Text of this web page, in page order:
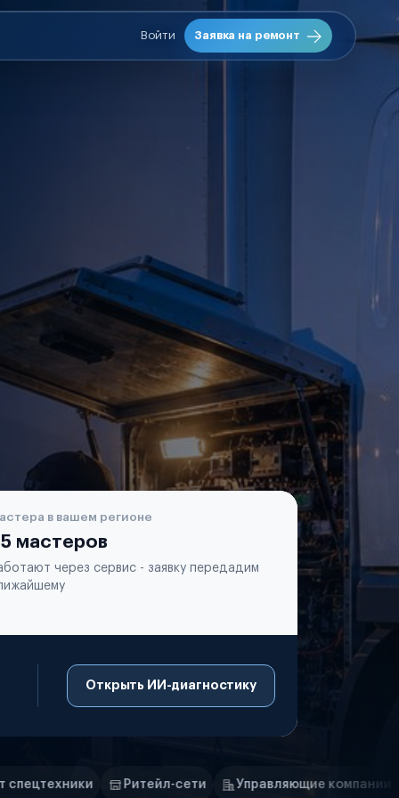
Войти Заявка на ремонт
в вашем регионе
мастеров
через сервис - заявку передадим
Открыть ИИ-диагностику
сети Управляющие компании Страховые